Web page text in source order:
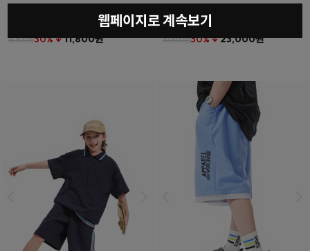
(11호~23호)
16,800원30% ↓11,800원
더튼포켓하프팬츠
32,800원30% ↓23,000원
웹페이지로 계속보기